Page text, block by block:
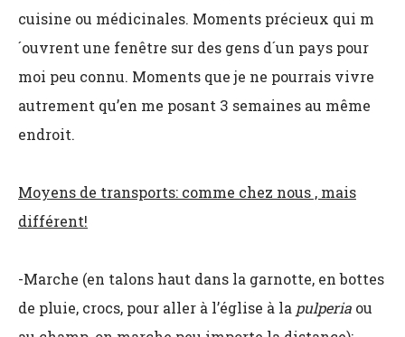
cuisine ou médicinales. Moments précieux qui m
´ouvrent une fenêtre sur des gens d´un pays pour
moi peu connu. Moments que je ne pourrais vivre
autrement qu’en me posant 3 semaines au même
endroit.
Moyens de transports: comme chez nous , mais
différent!
-Marche (en talons haut dans la garnotte, en bottes
de pluie, crocs, pour aller à l’église à la pulperia ou